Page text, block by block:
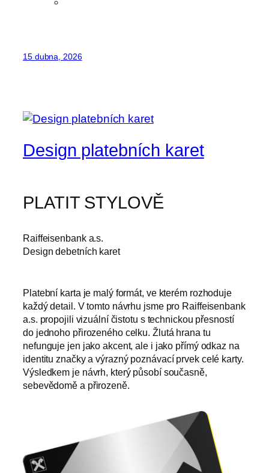
15 dubna, 2026
Design platebních karet
PLATIT STYLOVĚ
Raiffeisenbank a.s.
Design debetních karet
Platební karta je malý formát, ve kterém rozhoduje
každý detail. V tomto návrhu jsme pro Raiffeisenbank
a.s. propojili vizuální čistotu s technickou přesností
do jednoho přirozeného celku. Žlutá hrana tu
nefunguje jen jako akcent, ale i jako přímý odkaz na
identitu značky a výrazný poznávací prvek celé karty.
Výsledkem je návrh, který působí současně,
sebevědomě a přirozeně.